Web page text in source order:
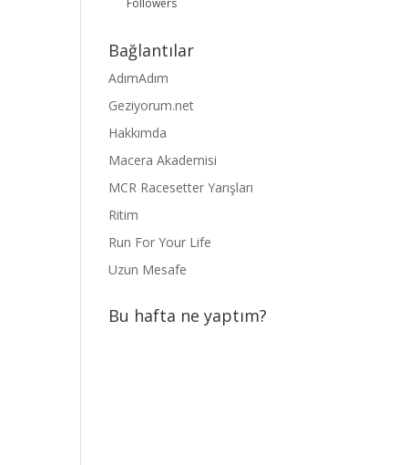
Bağlantılar
AdımAdım
Geziyorum.net
Hakkımda
Macera Akademisi
MCR Racesetter Yarışları
Ritim
Run For Your Life
Uzun Mesafe
Bu hafta ne yaptım?